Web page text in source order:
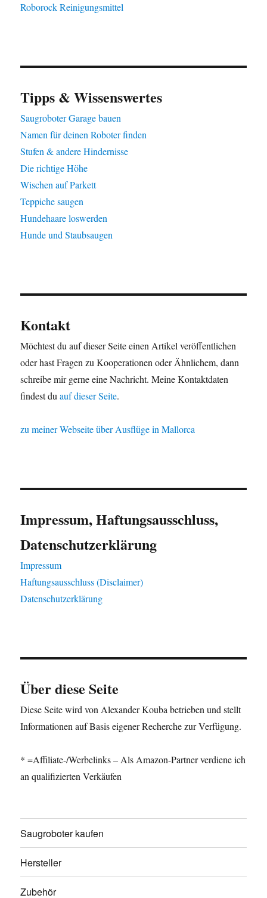
Roborock Reinigungsmittel
Tipps & Wissenswertes
Saugroboter Garage bauen
Namen für deinen Roboter finden
Stufen & andere Hindernisse
Die richtige Höhe
Wischen auf Parkett
Teppiche saugen
Hundehaare loswerden
Hunde und Staubsaugen
Kontakt
Möchtest du auf dieser Seite einen Artikel veröffentlichen
oder hast Fragen zu Kooperationen oder Ähnlichem, dann
schreibe mir gerne eine Nachricht. Meine Kontaktdaten
findest duauf dieser Seite.
zu meiner Webseite über Ausflüge in Mallorca
Impressum, Haftungsausschluss,
Datenschutzerklärung
Impressum
Haftungsausschluss (Disclaimer)
Datenschutzerklärung
Über diese Seite
Diese Seite wird von Alexander Kouba betrieben und stellt
Informationen auf Basis eigener Recherche zur Verfügung.
* =Affiliate-/Werbelinks – Als Amazon-Partner verdiene ich
an qualifizierten Verkäufen
Saugroboter kaufen
Hersteller
Zubehör